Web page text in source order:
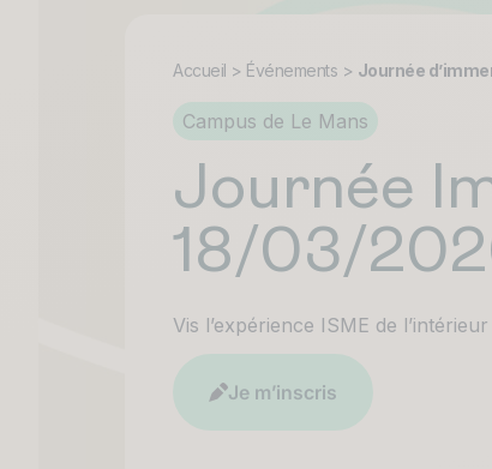
Accueil > Événements > Journée
Campus de Le Mans
Journée
18/03/
Vis l’expérience ISME de
Je m’inscris